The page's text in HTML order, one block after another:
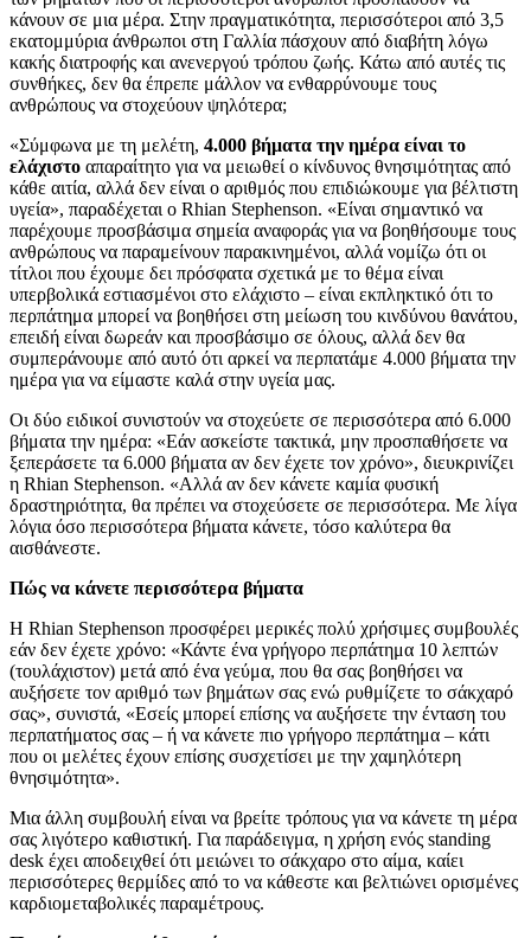
κάνουν σε μια μέρα. Στην πραγματικότητα, περισσότεροι από 3,5
εκατομμύρια άνθρωποι στη Γαλλία πάσχουν από διαβήτη λόγω
κακής διατροφής και ανενεργού τρόπου ζωής. Κάτω από αυτές τις
συνθήκες, δεν θα έπρεπε μάλλον να ενθαρρύνουμε τους
ανθρώπους να στοχεύουν ψηλότερα;
«Σύμφωνα με τη μελέτη, 4.000 βήματα την ημέρα είναι το
ελάχιστο απαραίτητο για να μειωθεί ο κίνδυνος θνησιμότητας από
κάθε αιτία, αλλά δεν είναι ο αριθμός που επιδιώκουμε για βέλτιστη
υγεία», παραδέχεται ο Rhian Stephenson. «Είναι σημαντικό να
παρέχουμε προσβάσιμα σημεία αναφοράς για να βοηθήσουμε τους
ανθρώπους να παραμείνουν παρακινημένοι, αλλά νομίζω ότι οι
τίτλοι που έχουμε δει πρόσφατα σχετικά με το θέμα είναι
υπερβολικά εστιασμένοι στο ελάχιστο – είναι εκπληκτικό ότι το
περπάτημα μπορεί να βοηθήσει στη μείωση του κινδύνου θανάτου,
επειδή είναι δωρεάν και προσβάσιμο σε όλους, αλλά δεν θα
συμπεράνουμε από αυτό ότι αρκεί να περπατάμε 4.000 βήματα την
ημέρα για να είμαστε καλά στην υγεία μας.
Οι δύο ειδικοί συνιστούν να στοχεύετε σε περισσότερα από 6.000
βήματα την ημέρα: «Εάν ασκείστε τακτικά, μην προσπαθήσετε να
ξεπεράσετε τα 6.000 βήματα αν δεν έχετε τον χρόνο», διευκρινίζει
η Rhian Stephenson. «Αλλά αν δεν κάνετε καμία φυσική
δραστηριότητα, θα πρέπει να στοχεύσετε σε περισσότερα. Με λίγα
λόγια όσο περισσότερα βήματα κάνετε, τόσο καλύτερα θα
αισθάνεστε.
Πώς να κάνετε περισσότερα βήματα
Η Rhian Stephenson προσφέρει μερικές πολύ χρήσιμες συμβουλές
εάν δεν έχετε χρόνο: «Κάντε ένα γρήγορο περπάτημα 10 λεπτών
(τουλάχιστον) μετά από ένα γεύμα, που θα σας βοηθήσει να
αυξήσετε τον αριθμό των βημάτων σας ενώ ρυθμίζετε το σάκχαρό
σας», συνιστά, «Εσείς μπορεί επίσης να αυξήσετε την ένταση του
περπατήματος σας – ή να κάνετε πιο γρήγορο περπάτημα – κάτι
που οι μελέτες έχουν επίσης συσχετίσει με την χαμηλότερη
θνησιμότητα».
Μια άλλη συμβουλή είναι να βρείτε τρόπους για να κάνετε τη μέρα
σας λιγότερο καθιστική. Για παράδειγμα, η χρήση ενός standing
desk έχει αποδειχθεί ότι μειώνει το σάκχαρο στο αίμα, καίει
περισσότερες θερμίδες από το να κάθεστε και βελτιώνει ορισμένες
καρδιομεταβολικές παραμέτρους.